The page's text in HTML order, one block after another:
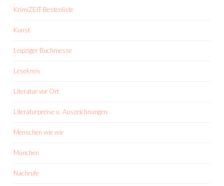
KrimiZEIT-Bestenliste
Kunst
Leipziger Buchmesse
Lesekreis
Literatur vor Ort
Literaturpreise u. Auszeichnungen
Menschen wie wir
München
Nachrufe